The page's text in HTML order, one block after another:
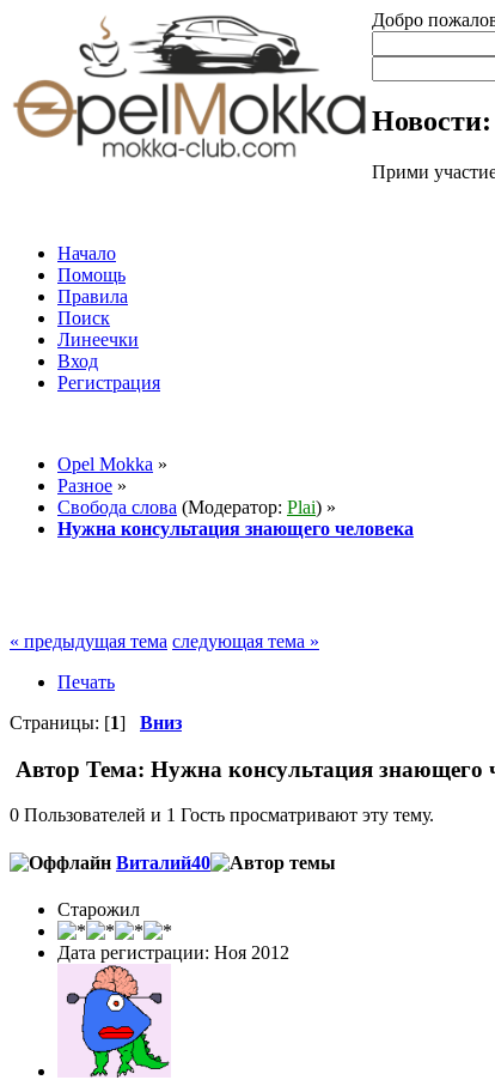
Добро
Новости:
Прими
Начало
Помощь
Правила
Поиск
Линеечки
Вход
Регистрация
Opel Mokka »
Разное »
Свобода слова (Модератор: Plai) »
Нужна консультация знающего человека
« предыдущая тема следующая тема »
Печать
Страницы: [1] Вниз
Автор Тема: Нужна консультация знающего
0 Пользователей и 1 Гость просматривают эту тему.
Виталий40
Старожил
Дата регистрации: Ноя 2012